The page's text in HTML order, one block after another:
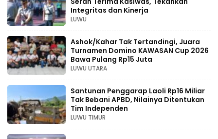
Integritas dan Kinerja
LUWU
Ashok/Kahar Tak Tertandingi, Juara
Turnamen Domino KAWASAN Cup 2026
Bawa Pulang Rp15 Juta
LUWU UTARA
Santunan Penggarap Laoli Rp16 Miliar
Tak Bebani APBD, Nilainya Ditentukan
Tim Independen
LUWU TIMUR